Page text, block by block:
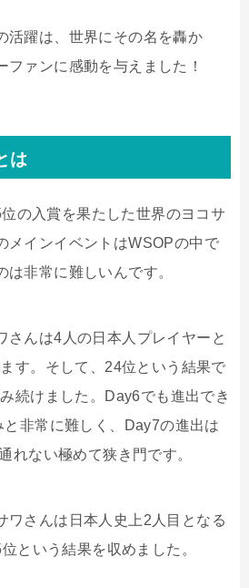
活躍は、世界にその名を轟か
ファンに感動を与えました！
は
の入賞を果たした世界のヨコサ
メインイベントはWSOPの中で
は非常に難しいんです。
さんは4人の日本人プレイヤーと
す。そして、24位という結果で
続けました。Day6でも進出でき
非常に難しく、Day7の進出は
れない極めて狭き門です。
ワさんは日本人史上2人目となる
という結果を収めました。